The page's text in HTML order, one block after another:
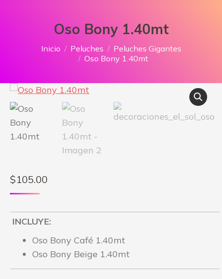
Oso Bony 1.40mt
Estás aquí:
Inicio Peluches
Peluches Gigantes
Oso Bony 1.40mt
$105.00
INCLUYE:
Oso Bony Café 1.40mt
Oso Bony Beige 1.40mt